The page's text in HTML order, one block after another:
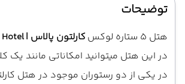
توضیحات
هتل 5 ستاره لوکس کارلتون پالاس | Carlton Palace Hotel
در این هتل میتوانید امکاناتی مانند یک
در یکی از دو رستوران موجود در هتل